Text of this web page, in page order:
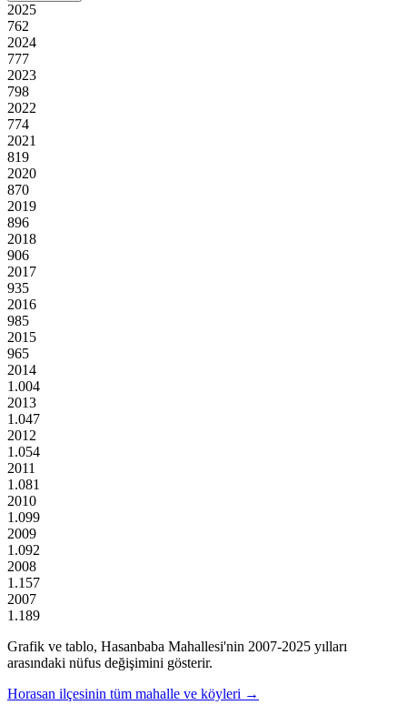
2025
762
2024
777
2023
798
2022
774
2021
819
2020
870
2019
896
2018
906
2017
935
2016
985
2015
965
2014
1.004
2013
1.047
2012
1.054
2011
1.081
2010
1.099
2009
1.092
2008
1.157
2007
1.189
Grafik ve tablo, Hasanbaba Mahallesi'nin 2007-2025 yılları
arasındaki nüfus değişimini gösterir.
Horasan ilçesinin tüm mahalle ve köyleri →